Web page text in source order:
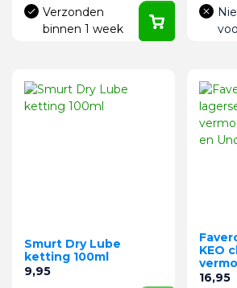
Verzonden
binnen 1 week
Smurt Dry Lube
ketting 100ml
Prijs
9,95
KEO
Prijs
16,95